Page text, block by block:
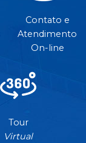
Contato e
Atendimento
On-line
Tour
Virtual